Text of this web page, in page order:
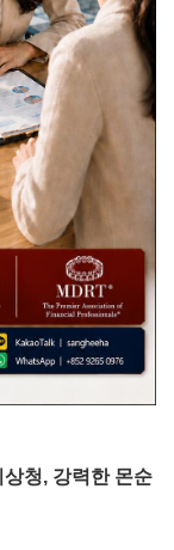
상청, 강력한 몬순